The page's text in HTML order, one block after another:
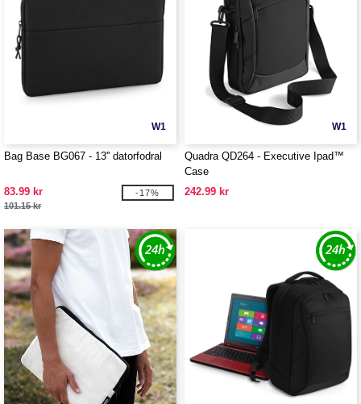
W1
Bag Base BG067 - 13'' datorfodral
83.99 kr
101.15 kr
-17%
W1
Quadra QD264 - Executive Ipad™
Case
242.99 kr